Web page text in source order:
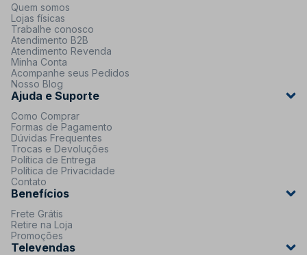
Quem somos
Lojas físicas
Trabalhe conosco
Atendimento B2B
Atendimento Revenda
Minha Conta
Acompanhe seus Pedidos
Nosso Blog
Ajuda e Suporte
Como Comprar
Formas de Pagamento
Dúvidas Frequentes
Trocas e Devoluções
Política de Entrega
Política de Privacidade
Contato
Benefícios
Frete Grátis
Retire na Loja
Promoções
Televendas